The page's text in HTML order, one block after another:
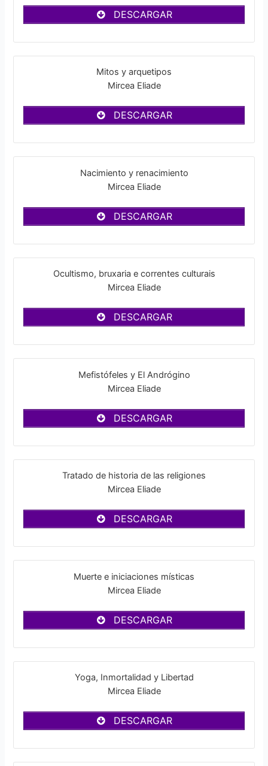
DESCARGAR
Mitos y arquetipos
Mircea Eliade
DESCARGAR
Nacimiento y renacimiento
Mircea Eliade
DESCARGAR
Ocultismo, bruxaria e correntes culturais
Mircea Eliade
DESCARGAR
Mefistófeles y El Andrógino
Mircea Eliade
DESCARGAR
Tratado de historia de las religiones
Mircea Eliade
DESCARGAR
Muerte e iniciaciones místicas
Mircea Eliade
DESCARGAR
Yoga, Inmortalidad y Libertad
Mircea Eliade
DESCARGAR